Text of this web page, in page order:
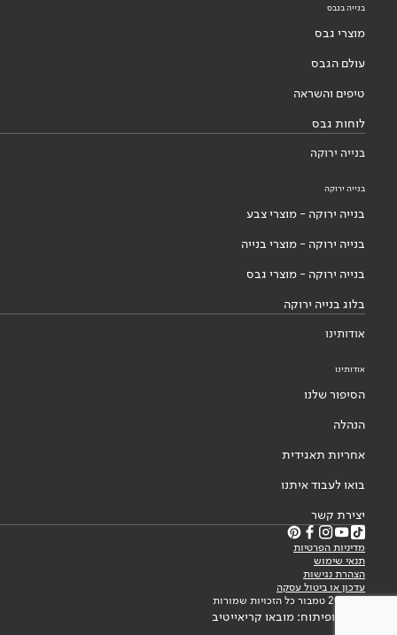
בנייה בגבס
מוצרי גבס
עולם הגבס
טיפים והשראה
לוחות גבס
בנייה ירוקה
בנייה ירוקה
בנייה ירוקה - מוצרי צבע
בנייה ירוקה - מוצרי בנייה
בנייה ירוקה - מוצרי גבס
בלוג בנייה ירוקה
אודותינו
אודותינו
הסיפור שלנו
הנהלה
אחריות תאגידית
בואו לעבוד איתנו
יצירת קשר
מדיניות הפרטיות
תנאי שימוש
הצהרת נגישות
עדכון או ביטול עסקה
© 2026 טמבור כל הזכויות שמורות
עיצוב ופיתוח: מובאו קריאייטיב